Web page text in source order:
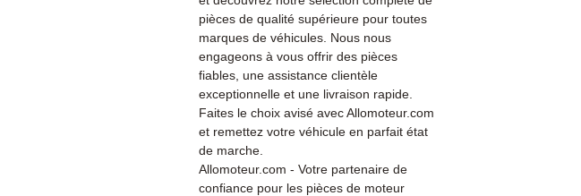
pièces de qualité supérieure pour toutes
marques de véhicules. Nous nous
engageons à vous offrir des pièces
fiables, une assistance clientèle
exceptionnelle et une livraison rapide.
Faites le choix avisé avec Allomoteur.com
et remettez votre véhicule en parfait état
de marche.
Allomoteur.com - Votre partenaire de
confiance pour les pièces de moteur